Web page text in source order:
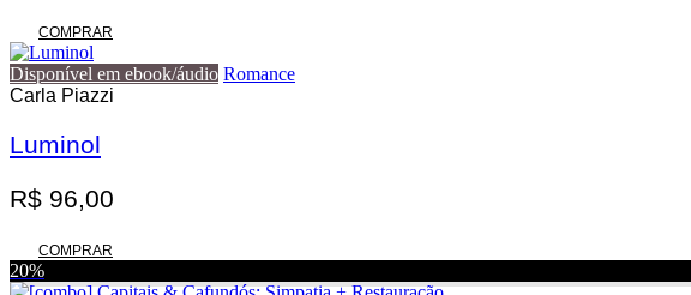
COMPRAR
Disponível em ebook/áudio Romance
Carla Piazzi
Luminol
R$ 96,00
COMPRAR
20%